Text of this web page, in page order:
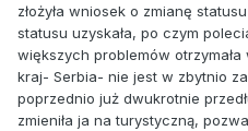
złożyła wniosek o zmianę
statusu uzyskała, po czym
większych problemów
kraj- Serbia- nie jest w zbytnio
poprzednio już dwukrotnie
zmieniła ja na turystyczną,